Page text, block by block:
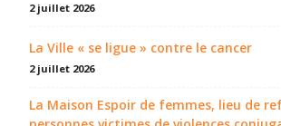
2 juillet 2026
La Ville « se ligue » contre le cancer
2 juillet 2026
La Maison Espoir de femmes, lieu de